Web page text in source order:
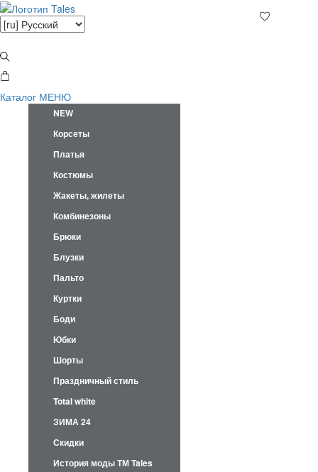
Каталог МЕНЮ
NEW
Корсеты
Платья
Костюмы
Жакеты, жилеты
Комбинезоны
Брюки
Блузки
Пальто
Куртки
Боди
Юбки
Шорты
Праздничный стиль
Total white
ЗИМА 24
Скидки
История моды ТМ Tales